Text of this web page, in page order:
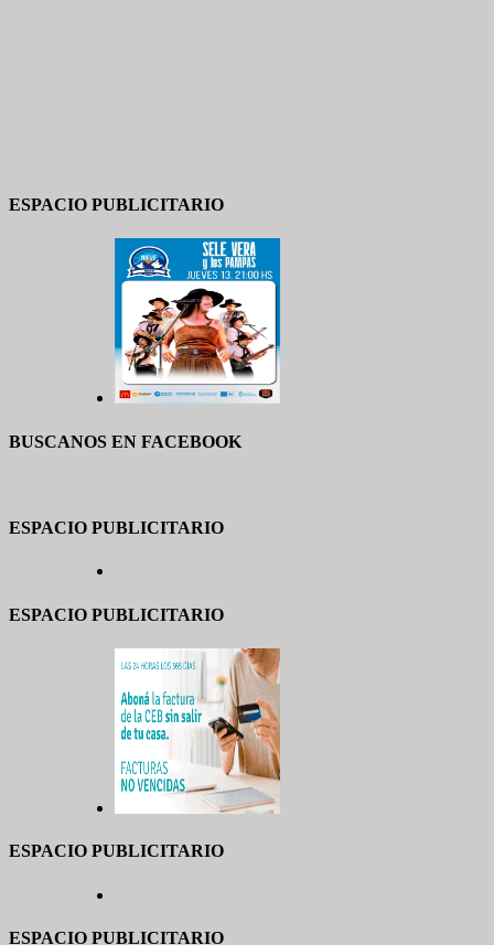
ESPACIO PUBLICITARIO
BUSCANOS EN FACEBOOK
ESPACIO PUBLICITARIO
ESPACIO PUBLICITARIO
ESPACIO PUBLICITARIO
ESPACIO PUBLICITARIO